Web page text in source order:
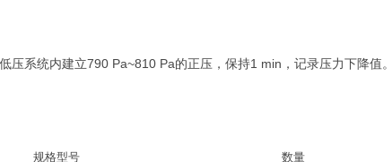
压系统内建立790 Pa~810 Pa的正压，保持1 min ，记录压力下降值。
规格型号
数量